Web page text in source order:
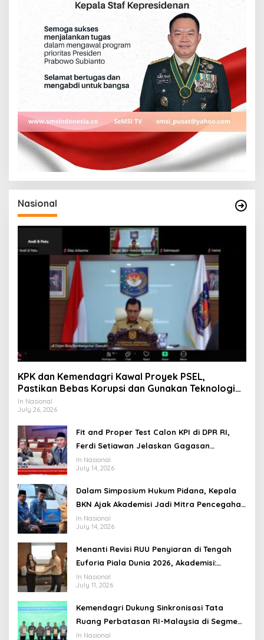
Nasional
KPK dan Kemendagri Kawal Proyek PSEL,
Pastikan Bebas Korupsi dan Gunakan Teknologi
Ramah Lingkungan
In Nasional
July 26, 2026
Fit and Proper Test Calon KPI di DPR RI,
Ferdi Setiawan Jelaskan Gagasan
Transformasi Menuju Ekosistem Penyiaran
yang Adaptif
In Nasional
July 14, 2026
Dalam Simposium Hukum Pidana, Kepala
BKN Ajak Akademisi Jadi Mitra Pencegahan
Tindak Pidana di Birokrasi
In Nasional
July 14, 2026
Menanti Revisi RUU Penyiaran di Tengah
Euforia Piala Dunia 2026, Akademisi:
Jangan Terus Jadi “Messi dan Ronaldo”
Legislasi
In Nasional
July 11, 2026
Kemendagri Dukung Sinkronisasi Tata
Ruang Perbatasan RI-Malaysia di Segmen
Sinapad-Sesai
In Nasional